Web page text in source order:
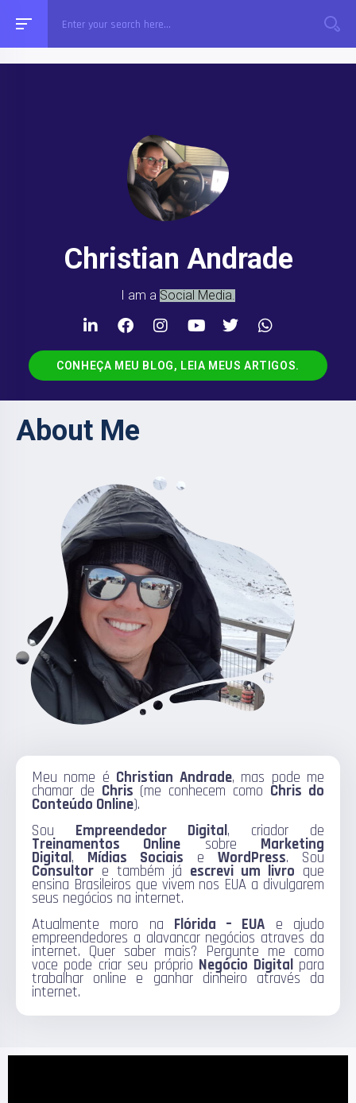
Christian Andrade
I am a
CONHEÇA MEU BLOG, LEIA MEUS ARTIGOS.
About Me
Meu nome é Christian Andrade, mas pode me
chamar de Chris (me conhecem como Chris do
Conteúdo Online).
Sou Empreendedor Digital, criador de
Treinamentos Online sobre Marketing
Digital, Mídias Sociais e WordPress. Sou
Consultor e também já escrevi um livro que
ensina Brasileiros que vivem nos EUA a divulgarem
seus negócios na internet.
Atualmente moro na Flórida – EUA e ajudo
empreendedores a alavancar negócios atraves da
internet. Quer saber mais? Pergunte me como
voce pode criar seu próprio Negócio Digitalpara
trabalhar online e ganhar dinheiro através da
internet.